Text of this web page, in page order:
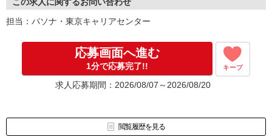
担当：パソナ・東京キャリアセンター
応募画面へ進む
1分で応募完了!! キープ
求人応募期間：2026/08/07～2026/08/20
閲覧履歴を見る